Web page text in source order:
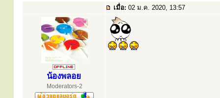
เมื่อ: 02 ม.ค. 2020, 13:57
น้องพลอย
Moderators-2